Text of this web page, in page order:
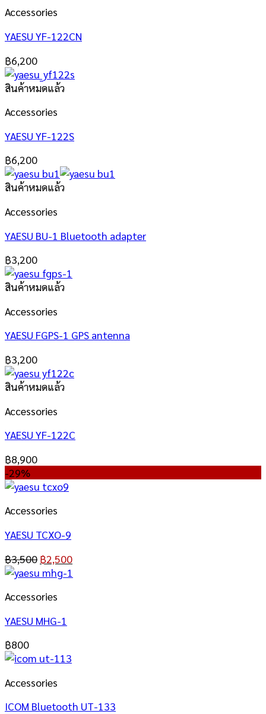
Accessories
YAESU YF-122CN
฿6,200
สินค้าหมดแล้ว
Accessories
YAESU YF-122S
฿6,200
สินค้าหมดแล้ว
Accessories
YAESU BU-1 Bluetooth adapter
฿3,200
สินค้าหมดแล้ว
Accessories
YAESU FGPS-1 GPS antenna
฿3,200
สินค้าหมดแล้ว
Accessories
YAESU YF-122C
฿8,900
-29%
Accessories
YAESU TCXO-9
฿3,500 ฿2,500
Accessories
YAESU MHG-1
฿800
Accessories
ICOM Bluetooth UT-133